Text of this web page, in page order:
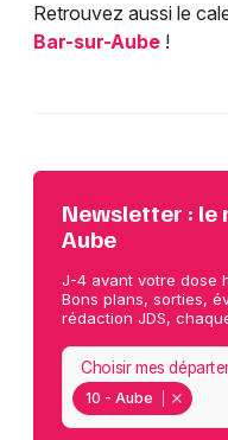
Retrouvez aussi le
Bar-sur-Aube !
Newsletter : le
Aube
J-4 avant votre dose
Bons plans, sorties,
rédaction JDS,
10 - Aube
Choisir mes